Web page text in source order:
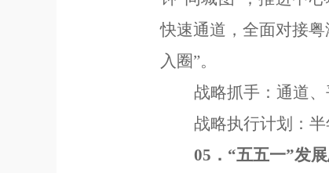
快速通道，全面对接
入圈”。
战略抓手：通道、
战略执行计划：半
05 ． “五五一”发